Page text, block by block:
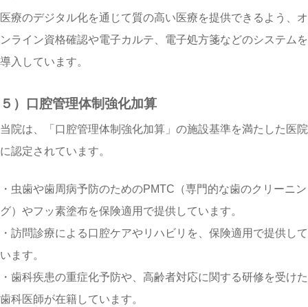
医療のデジタル化を通じて質の高い医療を提供できるよう、オ
ンライン資格確認や電子カルテ、電子処方箋などのシステムを
導入しています。
５）口腔管理体制強化加算
当院は、「口腔管理体制強化加算」の施設基準を満たした医院
に認定されています。
・虫歯や歯周病予防のためのPMTC（専門的な歯のクリーニン
グ）やフッ素塗布を保険適用で提供しています。
・訪問診療による口腔ケアやリハビリを、保険適用で提供して
います。
・歯科疾患の重症化予防や、高齢者対応に関する研修を受けた
歯科医師が在籍しています。